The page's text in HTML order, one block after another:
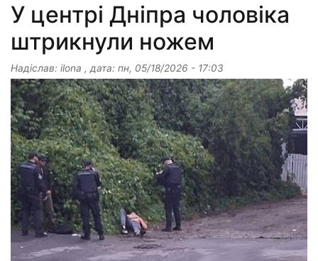
У центрі Дніпра чоловіка
штрикнули ножем
Надіслав: ilona , дата: пн, 05/18/2026 - 17:03